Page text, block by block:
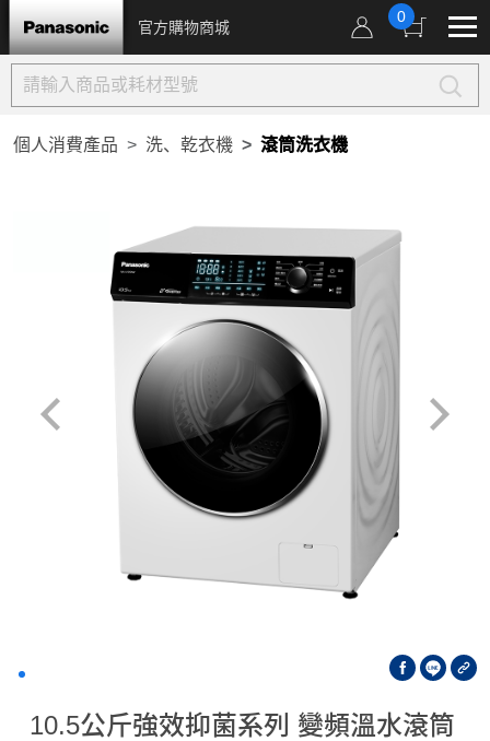
官方購物商城
0
個人消費產品 洗、乾衣機 滾筒洗衣機
10.5公斤強效抑菌系列 變頻溫水滾筒